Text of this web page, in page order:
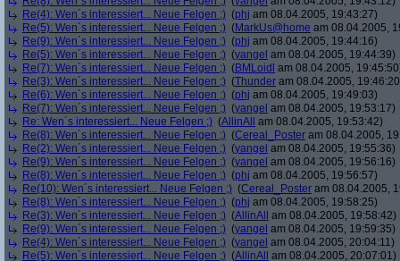
Re(4): Wen´s interessiert... Neue Felgen ;) (phj am 08.04.2005, 19:43:27)
Re(5): Wen´s interessiert... Neue Felgen ;) (MarkUs@home am 08.04.2005,
Re(9): Wen´s interessiert... Neue Felgen ;) (phj am 08.04.2005, 19:44:16)
Re(5): Wen´s interessiert... Neue Felgen ;) (yangel am 08.04.2005, 19:44:39)
Re(7): Wen´s interessiert... Neue Felgen ;) (BMLoidl am 08.04.2005,
Re(3): Wen´s interessiert... Neue Felgen ;) (Thunder am 08.04.2005,
Re(6): Wen´s interessiert... Neue Felgen ;) (phj am 08.04.2005, 19:49:03)
Re(7): Wen´s interessiert... Neue Felgen ;) (yangel am 08.04.2005, 19:53:17)
Re: Wen´s interessiert... Neue Felgen ;) (AllinAll
am 08.04.2005, 19:53:42)
Re(8): Wen´s interessiert... Neue Felgen ;) (Cereal_Poster am 08.04.2005,
Re(2): Wen´s interessiert... Neue Felgen ;) (yangel am 08.04.2005, 19:55:36)
Re(9): Wen´s interessiert... Neue Felgen ;) (yangel am 08.04.2005, 19:56:16)
Re(8): Wen´s interessiert... Neue Felgen ;) (phj am 08.04.2005, 19:56:57)
Re(10): Wen´s interessiert... Neue Felgen ;) (Cereal_Poster am 08.04.2005,
Re(8): Wen´s interessiert... Neue Felgen ;) (phj am 08.04.2005, 19:58:25)
Re(3): Wen´s interessiert... Neue Felgen ;) (AllinAll
am 08.04.2005, 19:58:42)
Re(9): Wen´s interessiert... Neue Felgen ;) (yangel am 08.04.2005, 19:59:35)
Re(4): Wen´s interessiert... Neue Felgen ;) (yangel am 08.04.2005, 20:04:11)
Re(5): Wen´s interessiert... Neue Felgen ;) (AllinAll
am 08.04.2005, 20:07:01)